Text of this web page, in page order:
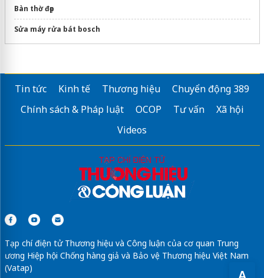
A
Bàn thờ đẹp
Sửa máy rửa bát bosch
Tin tức Kinh tế Thương hiệu
Chuyển động 389
Chính sách & Pháp luật
OCOP Tư vấn
Xã hội
Videos
Tạp chí điện tử Thương hiệu và Công luận của cơ quan Trung
ương Hiệp hội Chống hàng giả và Bảo vệ Thương hiệu Việt Nam
(Vatap)